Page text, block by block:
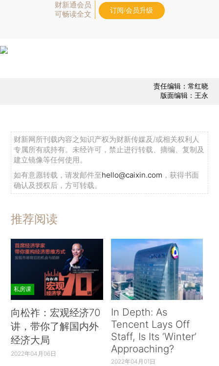
财新通会员
可畅读全文
订阅/会员升级
责任编辑：常红晓
版面编辑：王永
财新网所刊载内容之知识产权为财新传媒及/或相关权利人
专属所有或持有。未经许可，禁止进行转载、摘编、复制及
建立镜像等任何使用。
如有意愿转载，请发邮件至hello@caixin.com ，获得书面
确认及授权后，方可转载。
推荐阅读
私房课
向松祚：宏观经济70
讲，带你了解国内外
经济大局
2022年04月06日
In Depth: As
Tencent Lays Off
Staff, Is Its ‘Winter’
Approaching?
2022年04月01日